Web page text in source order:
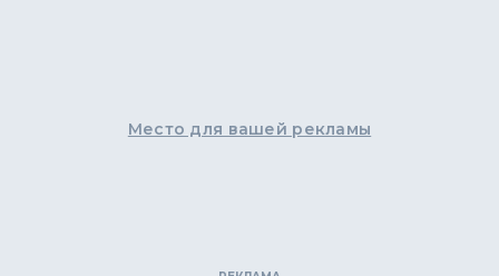
Место для вашей рекламы